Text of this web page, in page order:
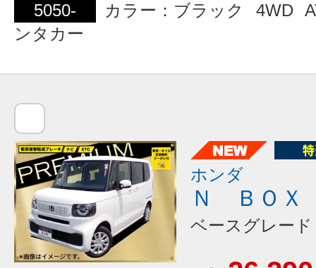
5050-
カラー：ブラック 4WD
ンタカー
ホンダ
Ｎ ＢＯＸ
ベースグレード